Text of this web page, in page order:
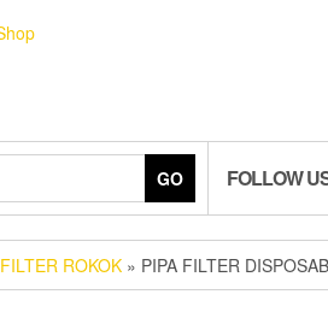
GO FOLLOW
FILTER ROKOK » PIPA FILTER